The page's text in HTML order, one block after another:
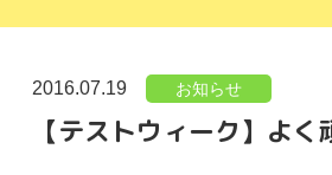
2016.07.19 お知らせ
【テストウィーク】よ